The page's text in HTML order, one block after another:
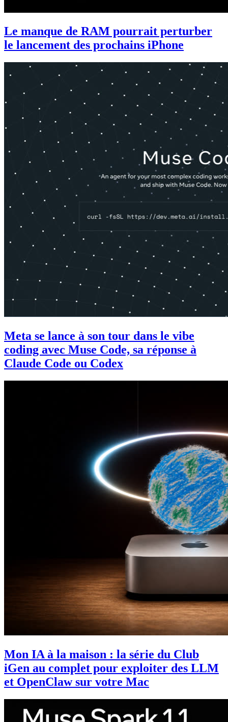
Le manque de RAM pourrait perturber
le lancement des prochains iPhone
Meta se lance à son tour dans le vibe
coding avec Muse Code, sa réponse à
Claude Code ou Codex
Mon IA à la maison : la série du Club
iGen au complet pour exploiter des LLM
et OpenClaw sur votre Mac